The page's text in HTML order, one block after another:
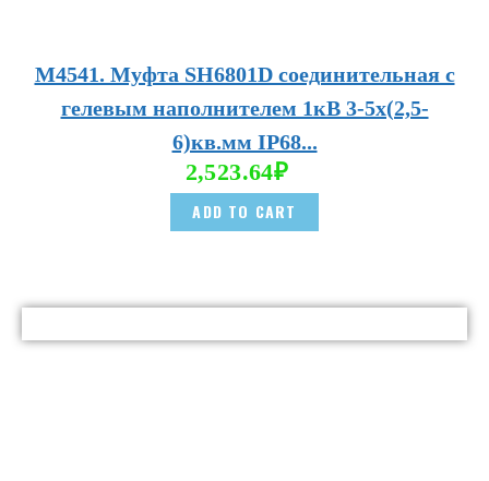
М4541. Муфта SH6801D соединительная с
гелевым наполнителем 1кВ 3-5х(2,5-
6)кв.мм IP68...
2,523.64₽
ADD TO CART